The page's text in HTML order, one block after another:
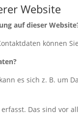
Website
auf dieser
können
es sich z. B. um
Das sind vor